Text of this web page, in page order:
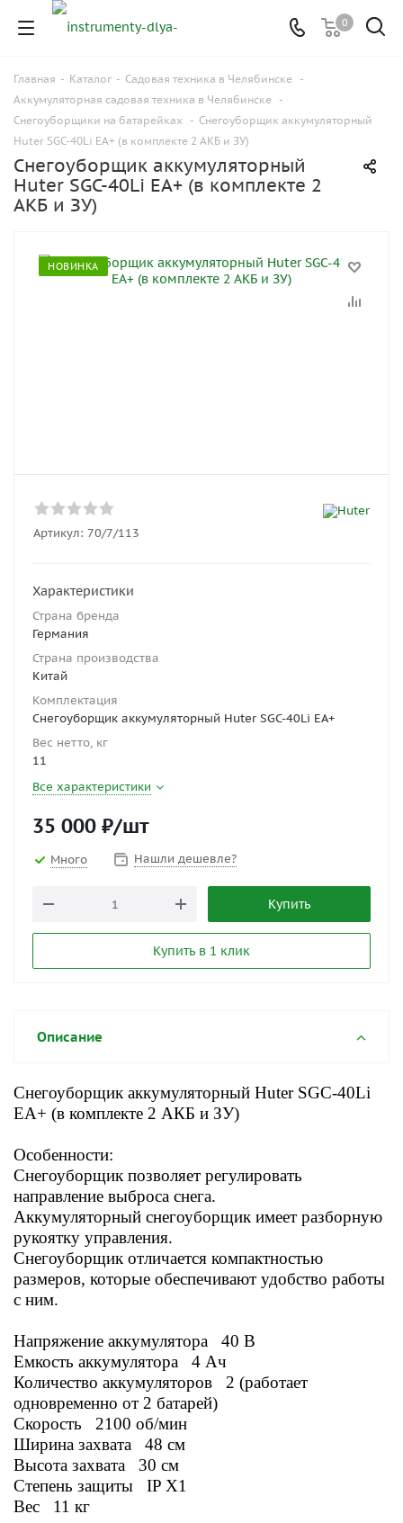
0
Главная - Каталог - Садовая техника в Челябинске -
Аккумуляторная садовая техника в Челябинске -
Снегоуборщики на батарейках - Снегоуборщик аккумуляторный
Huter SGC-40Li EA+ (в комплекте 2 АКБ и ЗУ)
Снегоуборщик аккумуляторный
Huter SGC-40Li EA+ (в комплекте 2
АКБ и ЗУ)
НОВИНКА
Артикул: 70/7/113
Характеристики
Страна бренда
Германия
Страна производства
Китай
Комплектация
Снегоуборщик аккумуляторный Huter SGC-40Li EA+
Вес нетто, кг
11
Все характеристики
35 000 ₽/шт
Много Нашли дешевле?
Купить
Купить в 1 клик
Описание
Снегоуборщик аккумуляторный Huter SGC-40Li
EA+ (в комплекте 2 АКБ и ЗУ)
Особенности:
Снегоуборщик позволяет регулировать
направление выброса снега.
Аккумуляторный снегоуборщик имеет разборную
рукоятку управления.
Снегоуборщик отличается компактностью
размеров, которые обеспечивают удобство работы
с ним.
Напряжение аккумулятора 40 В
Емкость аккумулятора 4 Ач
Количество аккумуляторов 2 (работает
одновременно от 2 батарей)
Скорость 2100 об/мин
Ширина захвата 48 см
Высота захвата 30 см
Степень защиты IP X1
Вес 11 кг